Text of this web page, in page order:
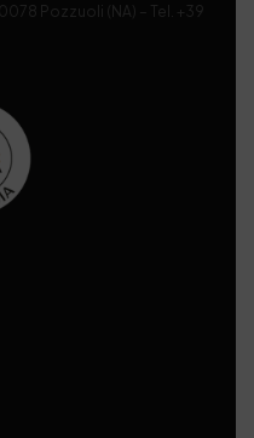
Pozzuoli (NA) – Tel. +39